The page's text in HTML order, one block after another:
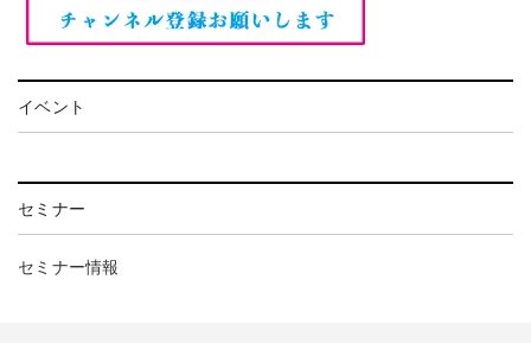
イベント
セミナー
セミナー情報